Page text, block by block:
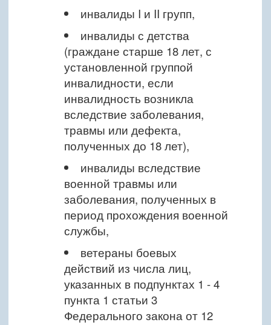
инвалиды I и II групп,
инвалиды с детства
(граждане старше 18 лет, с
установленной группой
инвалидности, если
инвалидность возникла
вследствие заболевания,
травмы или дефекта,
полученных до 18 лет),
инвалиды вследствие
военной травмы или
заболевания, полученных в
период прохождения военной
службы,
ветераны боевых
действий из числа лиц,
указанных в подпунктах 1 - 4
пункта 1 статьи 3
Федерального закона от 12